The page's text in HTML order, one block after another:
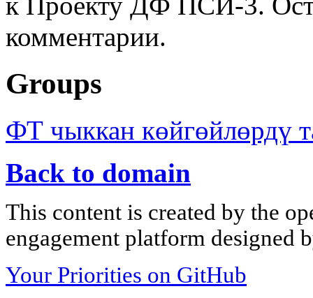
комментарии.
Groups
ФТ чыккан көйгөйлөрдү
Back to domain
This content is created by the
engagement platform designed
Your Priorities on GitHub